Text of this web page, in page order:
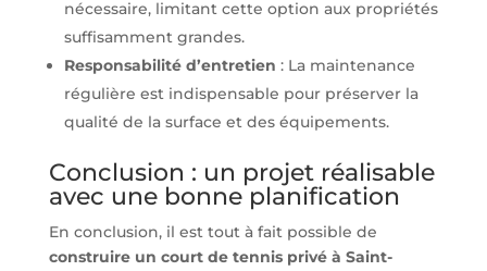
nécessaire, limitant cette option aux propriétés
suffisamment grandes.
Responsabilité d’entretien : La maintenance
régulière est indispensable pour préserver la
qualité de la surface et des équipements.
Conclusion : un projet réalisable
avec une bonne planification
En conclusion, il est tout à fait possible de
construire un court de tennis privé à Saint-